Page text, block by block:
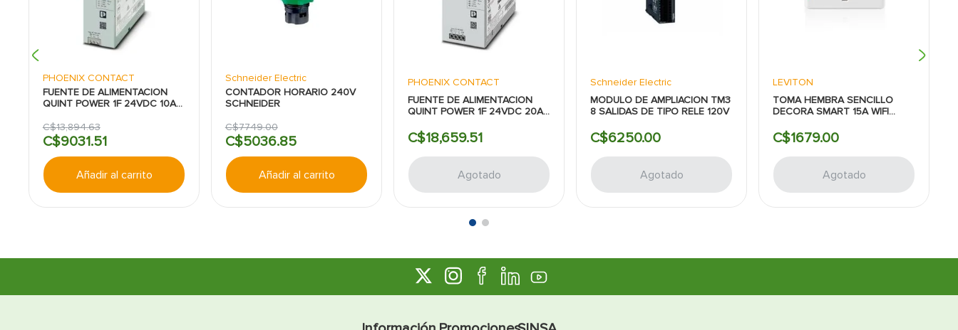
PHOENIX CONTACT
FUENTE DE ALIMENTACION
QUINT POWER 1F 24VDC 10A
C$13,894.63
C$9031.51
Añadir al carrito
Schneider Electric
CONTADOR HORARIO 240V
SCHNEIDER
C$7749.00
C$5036.85
Añadir al carrito
PHOENIX CONTACT
FUENTE DE ALIMENTACION
QUINT POWER 1F 24VDC 20A
C$18,659.51
Agotado
Schneider Electric
MODULO DE AMPLIACION TM3
8 SALIDAS DE TIPO RELE 120V
C$6250.00
Agotado
LEVITON
TOMA HEMBRA SENCILLO
DECORA SMART 15A WIFI
C$1679.00
Agotado